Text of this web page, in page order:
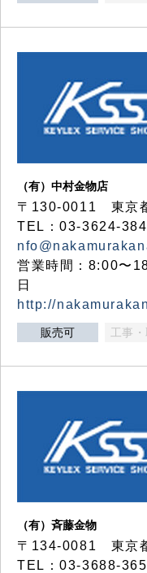
（有）中村金物店
〒130-0011 東京
TEL：03-3624-
営業時間：8:00〜
日
http://
販売可 工事
（有）斉藤金物
〒134-0081 東京
TEL：03-3688-